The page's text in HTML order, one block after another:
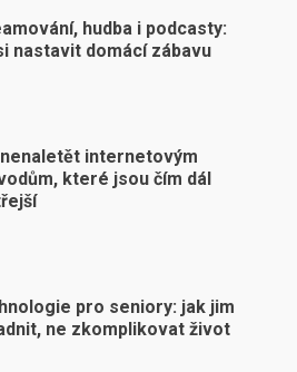
hudba i podcasty:
nastavit domácí zábavu
internetovým
které jsou čím dál
pro seniory: jak jim
ne zkomplikovat život